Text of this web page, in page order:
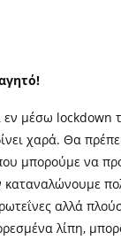
εν μέσω lockdown
χαρά. Θα
μπορούμε να
καταναλώνουμε
αλλά
λίπη,